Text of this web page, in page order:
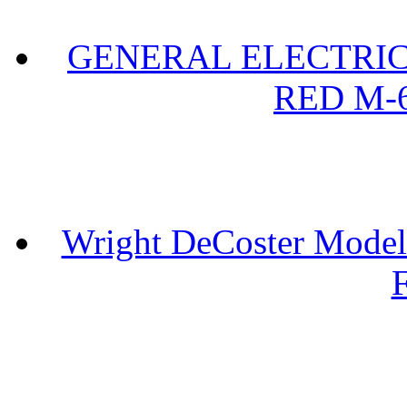
GENERAL
RED M-
Wright DeCoster